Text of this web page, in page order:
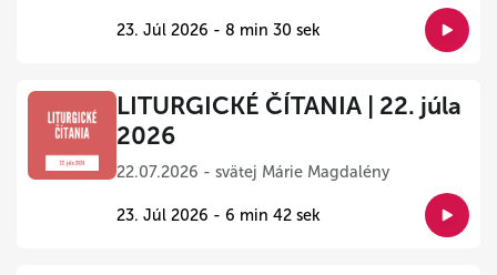
23. Júl 2026 - 8 min 30 sek
LITURGICKÉ ČÍTANIA | 22. júla
2026
22.07.2026 - svätej Márie Magdalény
23. Júl 2026 - 6 min 42 sek